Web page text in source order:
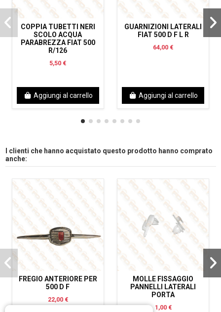
COPPIA TUBETTI NERI
SCOLO ACQUA
PARABREZZA FIAT 500
R/126
5,50 €
Aggiungi al carrello
GUARNIZIONI LATERALI
FIAT 500 D F L R
64,00 €
Aggiungi al carrello
I clienti che hanno acquistato questo prodotto hanno comprato
anche:
FREGIO ANTERIORE PER
500 D F
22,00 €
MOLLE FISSAGGIO
PANNELLI LATERALI
PORTA
1,00 €